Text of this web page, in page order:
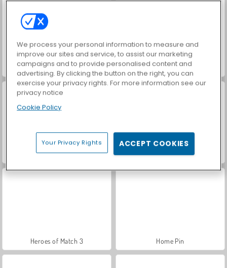
Jewels Blitz 6 Fish Story 2
Garden Tales 3 Jewels Blitz 5
Heroes of Match 3 Home Pin
We process your personal information to measure and
improve our sites and service, to assist our marketing
campaigns and to provide personalised content and
advertising. By clicking the button on the right, you can
exercise your privacy rights. For more information see our
privacy notice
Cookie Policy
Your Privacy Rights ACCEPT COOKIES